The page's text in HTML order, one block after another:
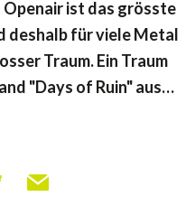
Openair ist das grösste
deshalb für viele Metal
Traum. Ein Traum
"Days of Ruin" aus…